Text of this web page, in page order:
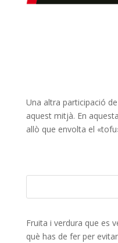
Una altra participació
aquest mitjà. En
allò que envolta el
Fruita i verdura que es
què has de fer per